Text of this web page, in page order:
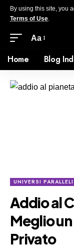
By using this site, you
Terms of Use.
Aa
Home Blog
UNIVERSI PARALLELI
Addio al
Meglio
Privato